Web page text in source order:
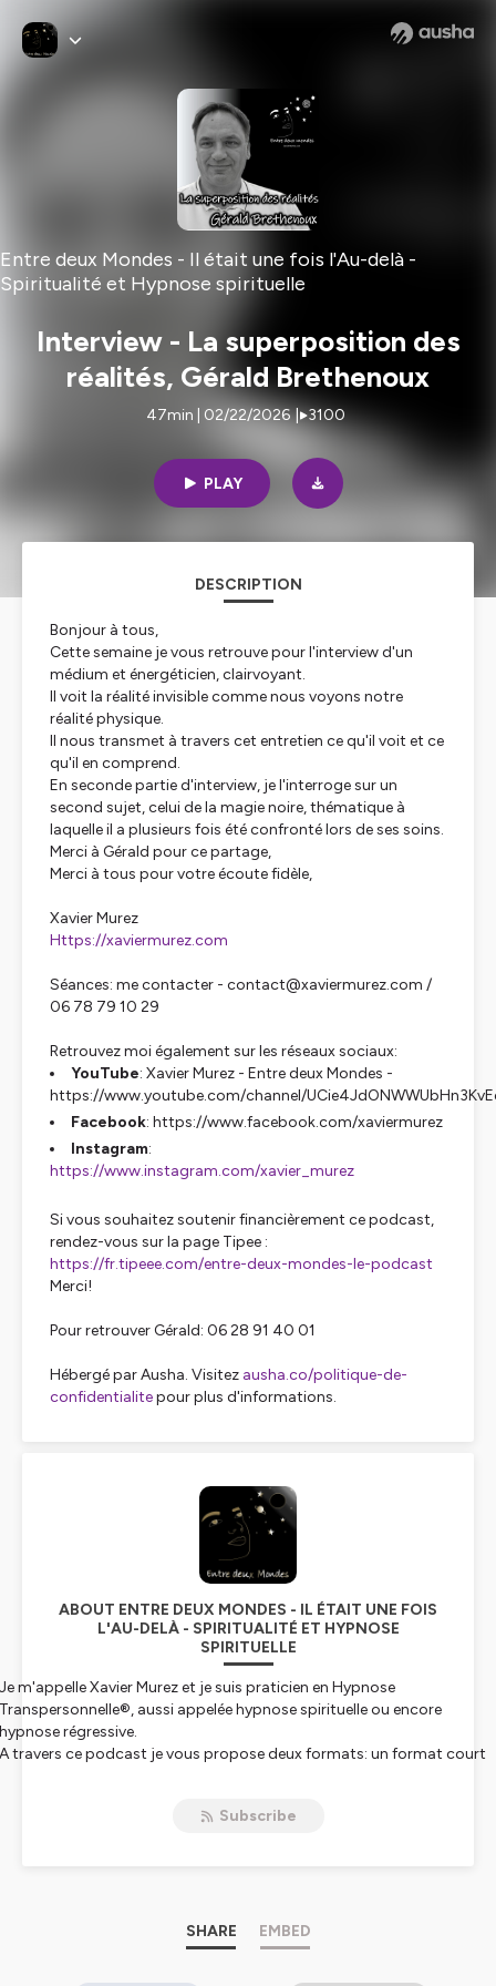
Entre deux Mondes - Il était une fois l'Au-delà -
Spiritualité et Hypnose spirituelle
Interview - La superposition des
réalités, Gérald Brethenoux
47min | 02/22/2026 | 3100
PLAY
DESCRIPTION
Bonjour à tous,
Cette semaine je vous retrouve pour l'interview d'un
médium et énergéticien, clairvoyant.
Il voit la réalité invisible comme nous voyons notre
réalité physique.
Il nous transmet à travers cet entretien ce qu'il voit et ce
qu'il en comprend.
En seconde partie d'interview, je l'interroge sur un
second sujet, celui de la magie noire, thématique à
laquelle il a plusieurs fois été confronté lors de ses soins.
Merci à Gérald pour ce partage,
Merci à tous pour votre écoute fidèle,
Xavier Murez
Https://xaviermurez.com
Séances: me contacter - contact@xaviermurez.com /
06 78 79 10 29
Retrouvez moi également sur les réseaux sociaux:
YouTube: Xavier Murez - Entre deux Mondes -
https://www.youtube.com/channel/
Facebook: https://www.facebook.com/xaviermurez
Instagram:
https://www.instagram.com/xavier_murez
Si vous souhaitez soutenir financièrement ce podcast,
rendez-vous sur la page Tipee :
https://fr.tipeee.com/entre-deux-mondes-le-podcast
Merci!
Pour retrouver Gérald: 06 28 91 40 01
Hébergé par Ausha. Visitez ausha.co/politique-de-
confidentialitepour plus d'informations.
ABOUT ENTRE DEUX MONDES - IL ÉTAIT UNE FOIS
L'AU-DELÀ - SPIRITUALITÉ ET HYPNOSE
SPIRITUELLE
Je m'appelle Xavier Murez et je suis praticien en Hypnose
Transpersonnelle®, aussi appelée hypnose spirituelle ou encore
hypnose régressive.
A travers ce podcast je vous propose deux formats: un format court
personnes qui ont fait du lien à l'invisible un métier, une passion.
des consciences, à ma manière, et de faire découvrir les ressources
exceptionnelles de ma pratique, l'Hypnose Transpersonnelle®.
Subscribe
SHARE EMBED